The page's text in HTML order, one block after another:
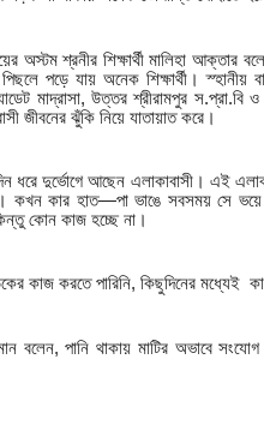
অস্টম শ্রনীর শিক্ষার্থী মালিহা আক্তার
পড়ে যায় অনেক শিক্ষার্থী।
মাদ্রাসা, উত্তর শ্রীরামপুর স.প্রা.বি ও
জীবনের ঝুঁকি নিয়ে যাতায়াত করে।
ধরে দুর্ভোগে আছেন এলাকাবাসী। এই
কার হাত—পা ভাঙে সবসময় সে ভয়ে
কোন কাজ হচ্ছে না।
কাজ করতে পারিনি, কিছুদিনের মধ্যেই
বলেন, পানি থাকায় মাটির অভাবে